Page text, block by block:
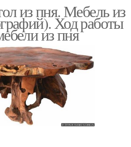
Мобильные тумбы
Стол из пня
из пня. Мебель из
Ход работы
из пня